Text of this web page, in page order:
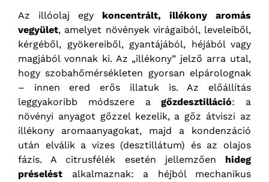
Az illóolaj egy koncentrált, illékony aromás
vegyület, amelyet növények virágaiból, leveleiből,
kérgéből, gyökereiből, gyantájából, héjából vagy
magjából vonnak ki. Az „illékony” jelző arra utal,
hogy szobahőmérsékleten gyorsan elpárolognak
– innen ered erős illatuk is. Az előállítás
leggyakoribb módszere agőzdesztilláció: a
növényi anyagot gőzzel kezelik, a gőz átviszi az
illékony aromaanyagokat, majd a kondenzáció
után elválik a vizes (desztillátum) és az olajos
fázis. A citrusfélék esetén jellemzően hideg
préselést alkalmaznak: a héjból mechanikus